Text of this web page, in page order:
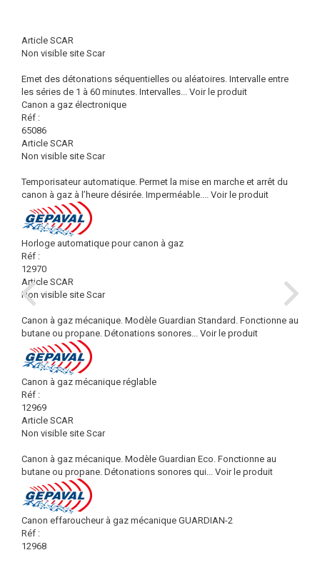
Article SCAR
Non visible site Scar
Emet des détonations séquentielles ou aléatoires. Intervalle entre
les séries de 1 à 60 minutes. Intervalles... Voir le produit
Canon a gaz électronique
Réf :
65086
Article SCAR
Non visible site Scar
Temporisateur automatique. Permet la mise en marche et arrêt du
canon à gaz à l’heure désirée. Imperméable.... Voir le produit
Horloge automatique pour canon à gaz
Réf :
12970
Article SCAR
Non visible site Scar
Canon à gaz mécanique. Modèle Guardian Standard. Fonctionne au
butane ou propane. Détonations sonores... Voir le produit
Canon à gaz mécanique réglable
Réf :
12969
Article SCAR
Non visible site Scar
Canon à gaz mécanique. Modèle Guardian Eco. Fonctionne au
butane ou propane. Détonations sonores qui... Voir le produit
Canon effaroucheur à gaz mécanique GUARDIAN-2
Réf :
12968